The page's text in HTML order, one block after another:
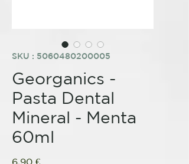
SKU : 5060480200005
Georganics -
Pasta Dental
Mineral - Menta
60ml
6,90 €Prix